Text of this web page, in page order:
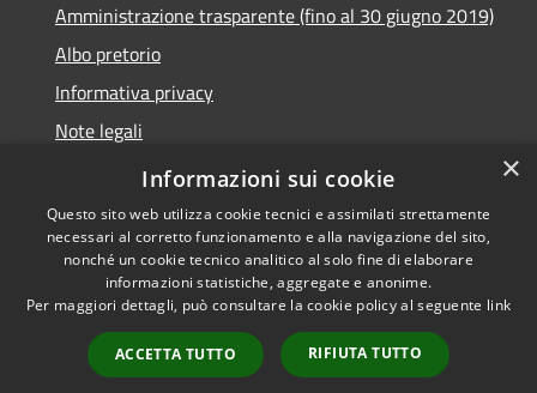
Amministrazione trasparente (fino al 30 giugno 2019)
Albo pretorio
Informativa privacy
Note legali
Dichiarazione di accessibilità
Accessibilità
Copyright © 2026 • Comune di
Santa Teresa di Riva • Powered
byMunicipium
Accesso
redazione
×
Informazioni sui cookie
Questo sito web utilizza cookie tecnici e assimilati strettamente
necessari al corretto funzionamento e alla navigazione del sito,
nonché un cookie tecnico analitico al solo fine di elaborare
informazioni statistiche, aggregate e anonime.
Per maggiori dettagli, può consultare la cookie policy al seguente link
ACCETTA TUTTO RIFIUTA TUTTO